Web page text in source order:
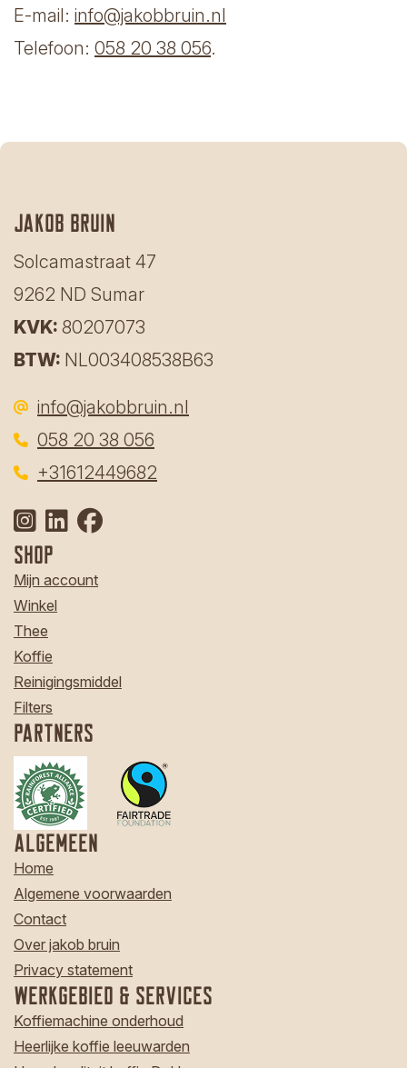
E-mail: info@jakobbruin.nl
Telefoon: 058 20 38 056.
Jakob bruin
Solcamastraat 47
9262 ND Sumar
KVK: 80207073
BTW: NL003408538B63
info@jakobbruin.nl
058 20 38 056
+31612449682
Shop
Mijn account
Winkel
Thee
Koffie
Reinigingsmiddel
Filters
Partners
Algemeen
Home
Algemene voorwaarden
Contact
Over jakob bruin
Privacy statement
Werkgebied & Services
Koffiemachine onderhoud
Heerlijke koffie leeuwarden